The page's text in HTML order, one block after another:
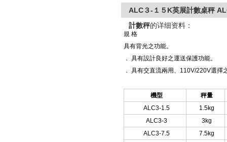
ALC３-１５K英展計數桌秤
計數秤的详细资料：
規 格
具有背光之功能。
． 具有設計良好之運送保護功能。
． 具有交直流兩用、110V/220V選擇
機型
秤量
ALC3-1.5
1.5kg
ALC3-3
3kg
ALC3-7.5
7.5kg